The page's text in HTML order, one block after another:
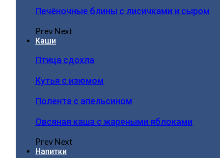
Печёночные блины с лисичками и сыром
PrevNext
Каши
Птица сдохла
Кутья с изюмом
Полента с апельсином
Овсяная каша с жареными яблоками
PrevNext
Напитки